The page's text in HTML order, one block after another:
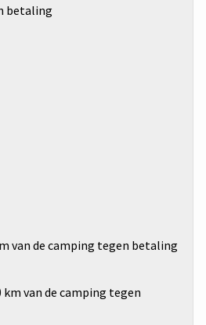
betaling
van de camping tegen betaling
km van de camping tegen